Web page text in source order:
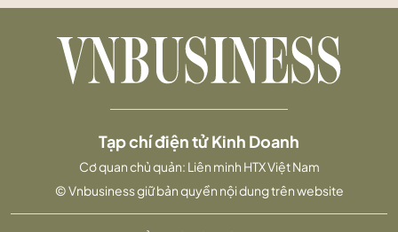
Tạp chí điện tử Kinh Doanh
Cơ quan chủ quản: Liên minh HTX Việt Nam
© Vnbusiness giữ bản quyền nội dung trên website